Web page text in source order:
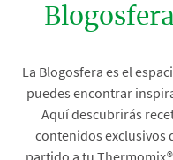
La Blogosfera es el
puedes encontrar
Aquí descubrirás
contenidos exclusivos
partido a tu